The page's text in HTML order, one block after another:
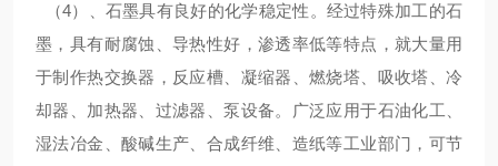
（4）、石墨具有良好的化学稳定性。经过特殊加工的石
墨，具有耐腐蚀、导热性好，渗透率低等特点，就大量用
于制作热交换器，反应槽、凝缩器、燃烧塔、吸收塔、冷
却器、加热器、过滤器、泵设备。广泛应用于石油化工、
湿法冶金、酸碱生产、合成纤维、造纸等工业部门，可节